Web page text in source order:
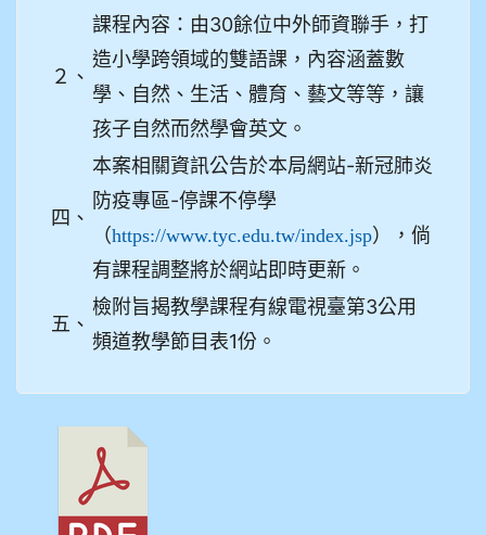
２、
課程內容：由30餘位中外師資聯手，打
造小學跨領域的雙語課，內容涵蓋數
學、自然、生活、體育、藝文等等，讓
孩子自然而然學會英文。
四、
本案相關資訊公告於本局網站-新冠肺炎
防疫專區-停課不停學
（https://www.tyc.edu.tw/index.jsp），倘
有課程調整將於網站即時更新。
五、
檢附旨揭教學課程有線電視臺第3公用
頻道教學節目表1份。